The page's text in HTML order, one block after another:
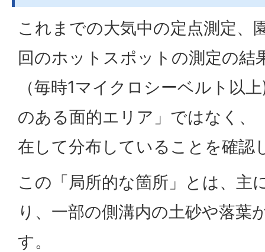
これまでの大気中の定点測定、
回のホットスポットの測定の結
（毎時1マイクロシーベルト以
のある面的エリア」ではなく、
在して分布していることを確認
この「局所的な箇所」とは、主
り、一部の側溝内の土砂や落葉
す。